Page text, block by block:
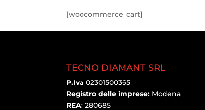
[woocommerce_cart]
TECNO DIAMANT SRL
P.Iva02301500365
Registro delle imprese: Modena
REA: 280685